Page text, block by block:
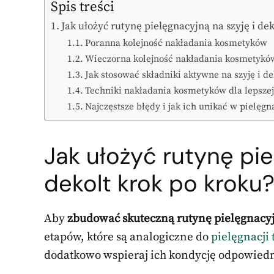
Spis treści
Jak ułożyć rutynę pielęgnacyjną na szyję i
Poranna kolejność nakładania kosmetyków
Wieczorna kolejność nakładania
Jak stosować składniki aktywne na szyję i
Techniki nakładania kosmetyków dla
Najczęstsze błędy i jak ich unikać w
Jak ułożyć rutynę
dekolt krok po kroku?
Abyzbudować skuteczną rutynę
etapów, które są analogiczne dopielęgnacji
dodatkowo wspieraj ich kondycję